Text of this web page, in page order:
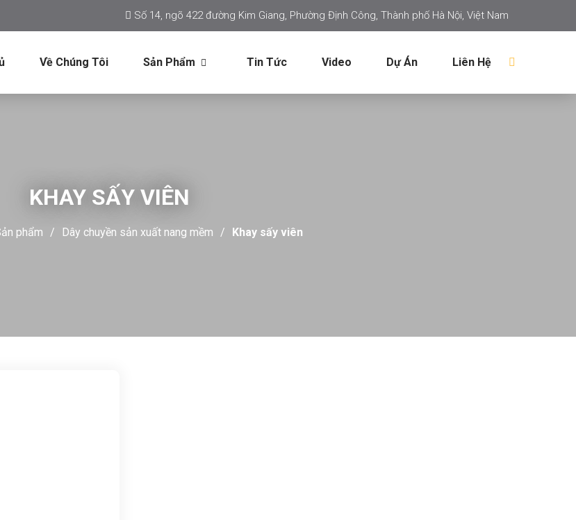
Số 14, ngõ 422 đường Kim Giang, Phường Định Công, Thành phố Hà Nội, Việt Nam
Về Chúng Tôi Sản Phẩm Tin Tức Video Dự Án Liên Hệ
KHAY SẤY VIÊN
phẩm Dây chuyền sản xuất nang mềm Khay sấy viên